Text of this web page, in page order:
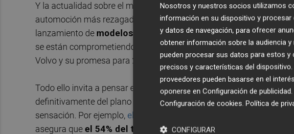
Y la actualidad sobre el motor, por su parte, también refuerza esta
automoción más rezagadas en dicho sentido, como Porsche o
lanzamiento de modelos cien por cien eléctricos en el plazo de
se están comprometiendo hasta el punto de poner fecha al fin de
Volvo y su promesa para 2019.
Todo ello invita a pensar en la viabilidad de que el manido
definitivamente del plano teórico al práctico en un futuro próximo.
sensación. Por ejemplo, el último informe elaborado por
asegura que el 54% del total de coches vendidos en el
Nosotros y nuestros socios utilizamos
información en su dispositivo y
y datos de navegación, para ofrecer
obtener información sobre la audiencia
pueden procesar sus datos para estos
precisos y características del
proveedores pueden basarse en el
oponerse en Configuración de publicidad
Configuración de cookies. Política de
CONFIGURAR